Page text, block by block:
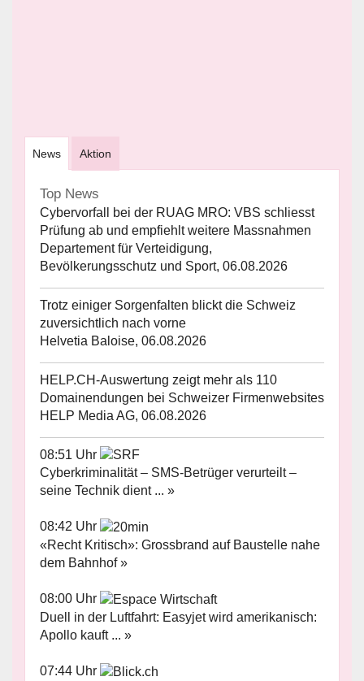
News Aktion
Top News
Cybervorfall bei der RUAG MRO: VBS schliesst
Prüfung ab und empfiehlt weitere Massnahmen
Departement für Verteidigung,
Bevölkerungsschutz und Sport, 06.08.2026
Trotz einiger Sorgenfalten blickt die Schweiz
zuversichtlich nach vorne
Helvetia Baloise, 06.08.2026
HELP.CH-Auswertung zeigt mehr als 110
Domainendungen bei Schweizer Firmenwebsites
HELP Media AG, 06.08.2026
08:51 Uhr
Cyberkriminalität – SMS-Betrüger verurteilt –
seine Technik dient ... »
08:42 Uhr
«Recht Kritisch»: Grossbrand auf Baustelle nahe
dem Bahnhof »
08:00 Uhr
Duell in der Luftfahrt: Easyjet wird amerikanisch:
Apollo kauft ... »
07:44 Uhr